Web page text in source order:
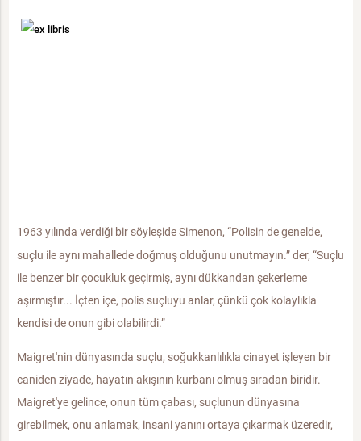
1963 yılında verdiği bir söyleşide Simenon, “Polisin de genelde,
suçlu ile aynı mahallede doğmuş olduğunu unutmayın.” der, “Suçlu
ile benzer bir çocukluk geçirmiş, aynı dükkandan şekerleme
aşırmıştır... İçten içe, polis suçluyu anlar, çünkü çok kolaylıkla
kendisi de onun gibi olabilirdi.”
Maigret'nin dünyasında suçlu, soğukkanlılıkla cinayet işleyen bir
caniden ziyade, hayatın akışının kurbanı olmuş sıradan biridir.
Maigret'ye gelince, onun tüm çabası, suçlunun dünyasına
girebilmek, onu anlamak, insani yanını ortaya çıkarmak üzeredir,